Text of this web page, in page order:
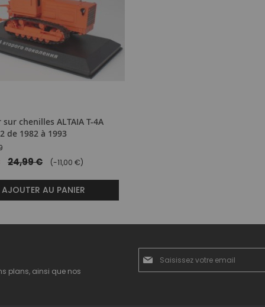
chenilles ALTAIA T-4A
de 1982 à 1993
24,99 € (-11,00 €)
AJOUTER AU PANIER
plans, ainsi que nos
notre